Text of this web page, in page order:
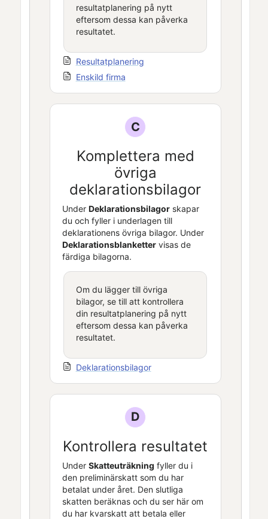
resultatplanering på nytt
eftersom dessa kan påverka
resultatet.
Resultatplanering
Enskild firma
C
Komplettera med
övriga
deklarationsbilagor
Under Deklarationsbilagorskapar
du och fyller i underlagen till
deklarationens övriga bilagor. Under
Deklarationsblankettervisas de
färdiga bilagorna.
Om du lägger till övriga
bilagor, se till att kontrollera
din resultatplanering på nytt
eftersom dessa kan påverka
resultatet.
Deklarationsbilagor
D
Kontrollera resultatet
Under Skatteuträkning fyller du i
den preliminärskatt som du har
betalat under året. Den slutliga
skatten beräknas och du ser här om
du har kvarskatt att betala eller